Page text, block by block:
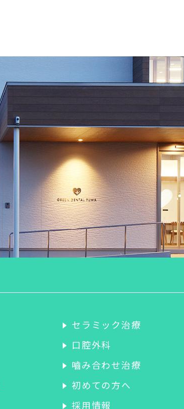
セラミック治療
口腔外科
嚙み合わせ治療
初めての方へ
採用情報